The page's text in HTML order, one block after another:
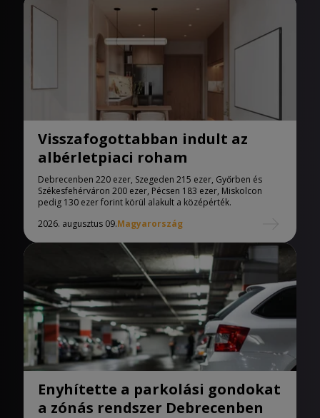
Visszafogottabban indult az
albérletpiaci roham
Debrecenben 220 ezer, Szegeden 215 ezer, Győrben és
Székesfehérváron 200 ezer, Pécsen 183 ezer, Miskolcon
pedig 130 ezer forint körül alakult a középérték.
2026. augusztus 09.Magyarország
Enyhítette a parkolási gondokat
a zónás rendszer Debrecenben